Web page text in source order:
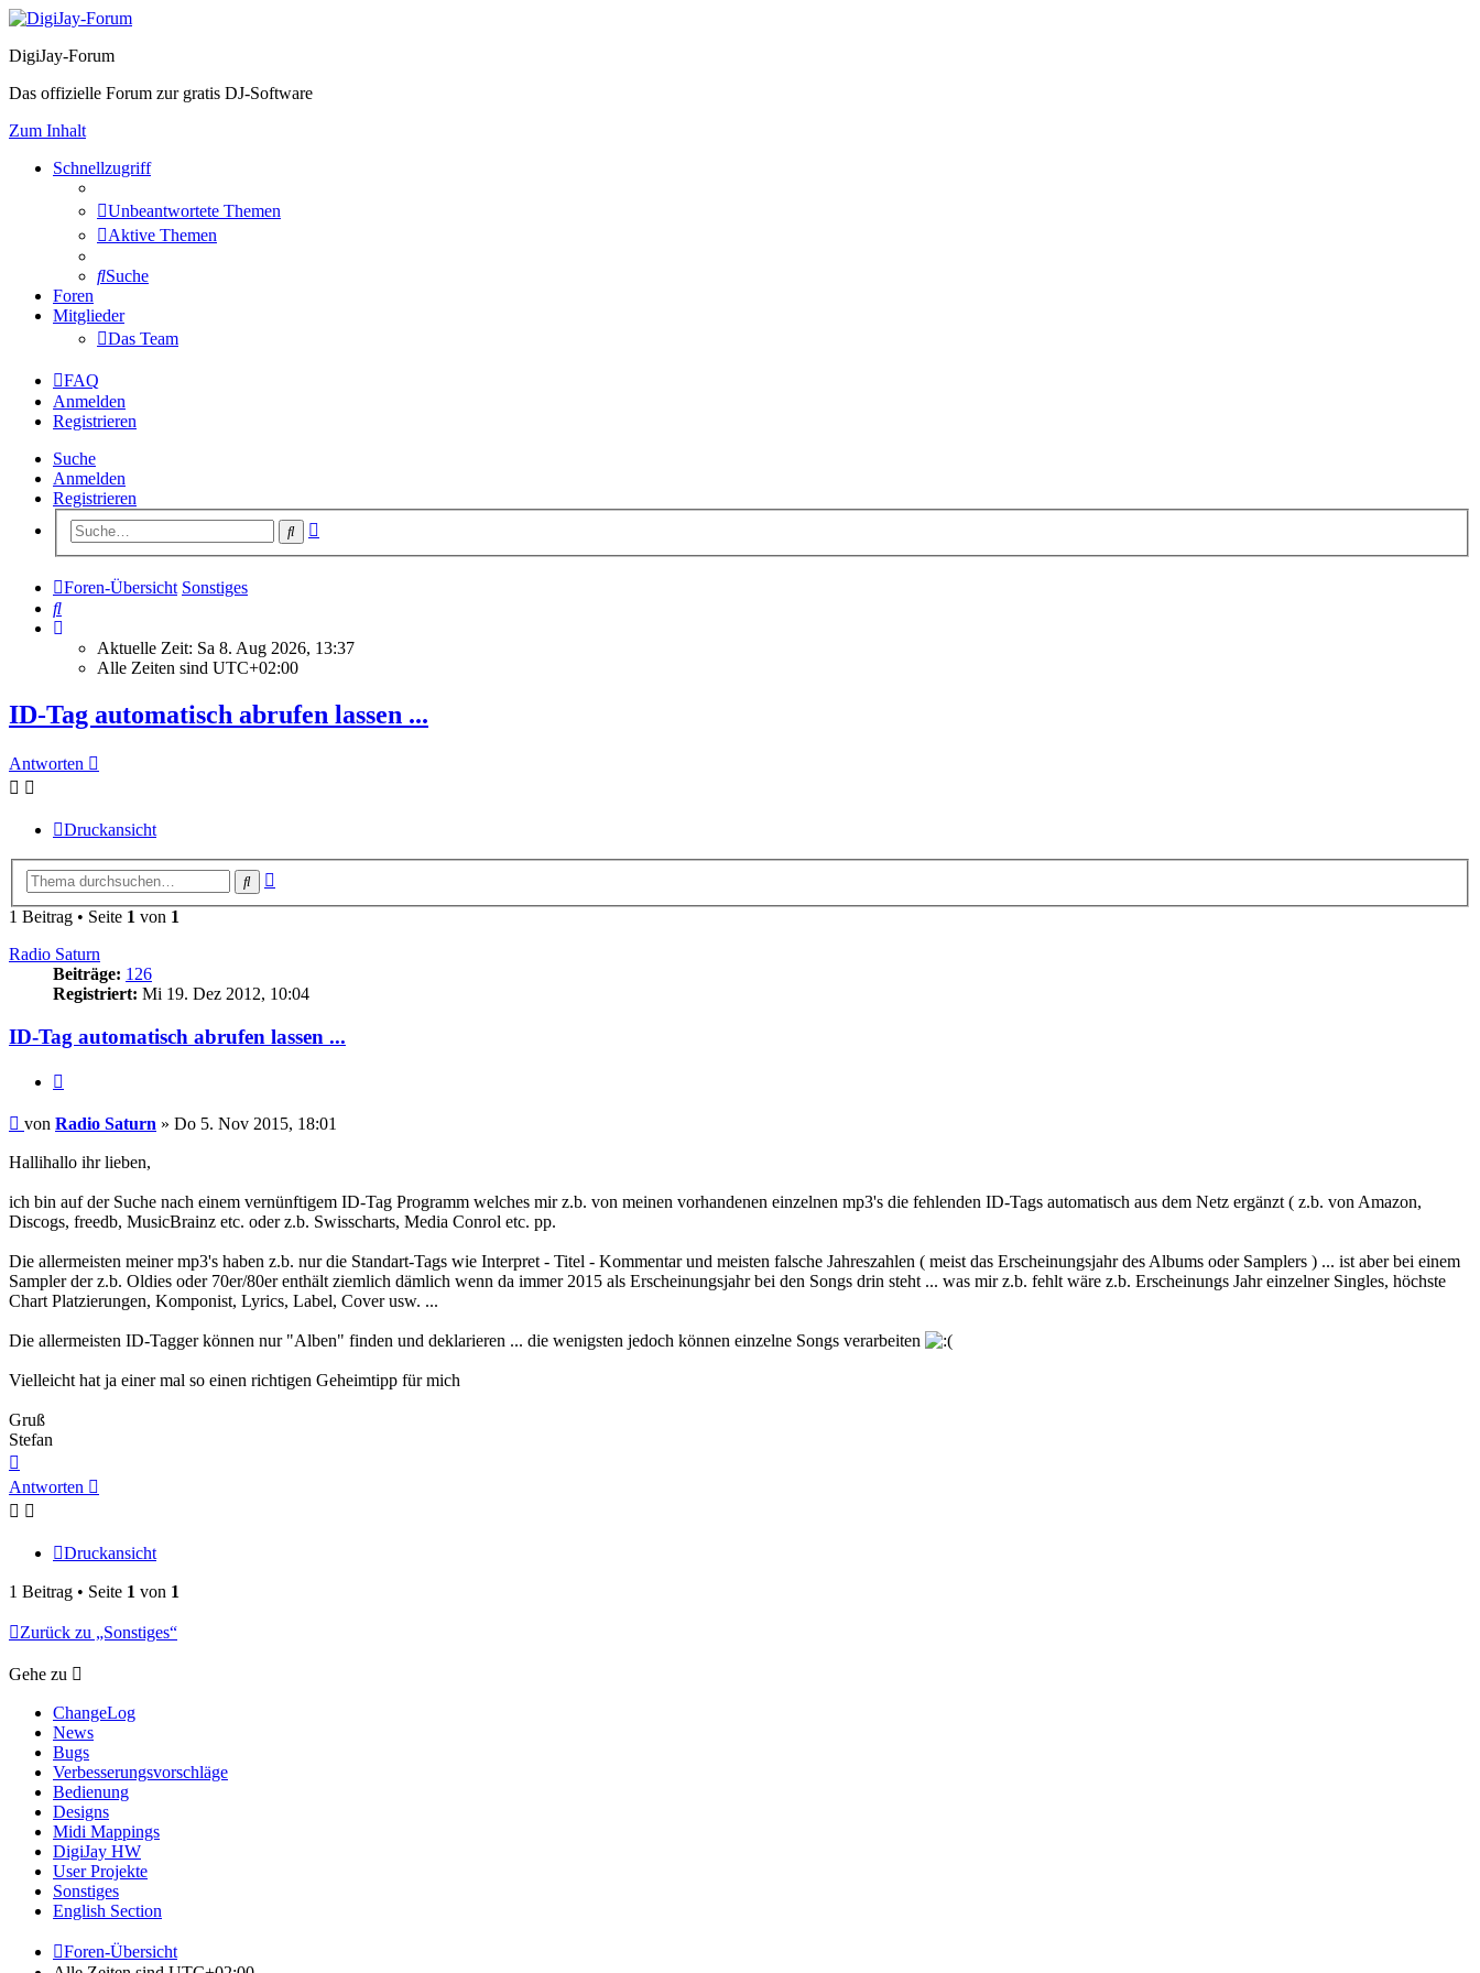
DigiJay-Forum
Das offizielle Forum zur gratis DJ-Software
Zum Inhalt
Schnellzugriff
Unbeantwortete Themen
Aktive Themen
Suche
Foren
Mitglieder
Das Team
FAQ
Anmelden
Registrieren
Suche
Anmelden
Registrieren
Suche
Foren-Übersicht Sonstiges
Suche
Aktuelle Zeit: Sa 8. Aug 2026, 13:37
Alle Zeiten sind UTC+02:00
ID-Tag automatisch abrufen lassen ...
Antworten
Druckansicht
Suche
1 Beitrag • Seite 1 von 1
Radio Saturn
Beiträge: 126
Registriert: Mi 19. Dez 2012, 10:04
ID-Tag automatisch abrufen lassen ...
Beitrag
von Radio Saturn » Do 5. Nov 2015, 18:01
Hallihallo ihr lieben,
ich bin auf der Suche nach einem vernünftigem ID-Tag Programm welches mir z.b. von meinen vorhandenen einzelnen mp3's die fehlenden ID-Tags automatisch aus dem Netz ergänzt ( z.b. von Amazon,
Discogs, freedb, MusicBrainz etc. oder z.b. Swisscharts, Media Conrol etc. pp.
Die allermeisten meiner mp3's haben z.b. nur die Standart-Tags wie Interpret - Titel - Kommentar und meisten falsche Jahreszahlen ( meist das Erscheinungsjahr des Albums oder Samplers ) ... ist aber bei einem
Sampler der z.b. Oldies oder 70er/80er enthält ziemlich dämlich wenn da immer 2015 als Erscheinungsjahr bei den Songs drin steht ... was mir z.b. fehlt wäre z.b. Erscheinungs Jahr einzelner Singles, höchste
Chart Platzierungen, Komponist, Lyrics, Label, Cover usw. ...
Die allermeisten ID-Tagger können nur "Alben" finden und deklarieren ... die wenigsten jedoch können einzelne Songs verarbeiten
Vielleicht hat ja einer mal so einen richtigen Geheimtipp für mich
Gruß
Stefan
oben
Antworten
Druckansicht
1 Beitrag • Seite 1 von 1
Zurück zu „Sonstiges“
Gehe zu
ChangeLog
News
Bugs
Verbesserungsvorschläge
Bedienung
Designs
Midi Mappings
DigiJay HW
User Projekte
Sonstiges
English Section
Foren-Übersicht